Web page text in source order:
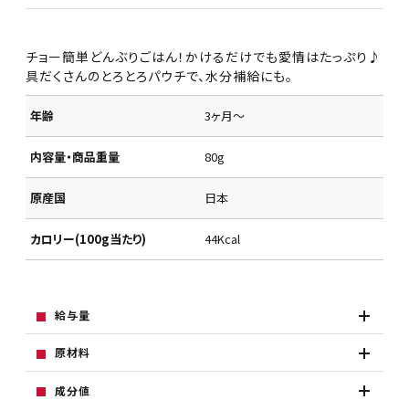
チョー簡単どんぶりごはん！かけるだけでも愛情はたっぷり♪
具だくさんのとろとろパウチで、水分補給にも。
年齢 3ヶ月～
内容量・商品重量 80g
原産国 日本
カロリー(100g当たり) 44Kcal
給与量
原材料
成分値